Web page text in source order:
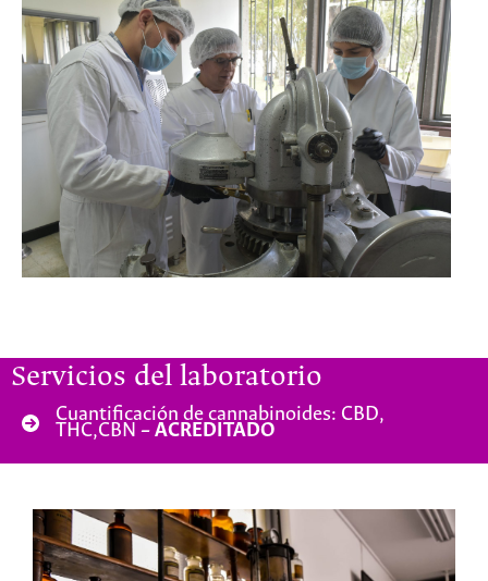
Servicios del laboratorio
Cuantificación de cannabinoides: CBD,
THC,CBN – ACREDITADO